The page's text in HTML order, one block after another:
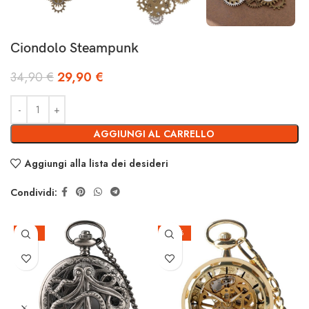
Ciondolo Steampunk
34,90€29,90 €
AGGIUNGI AL CARRELLO
Aggiungi alla lista dei desideri
Condividi:
-14% -33%